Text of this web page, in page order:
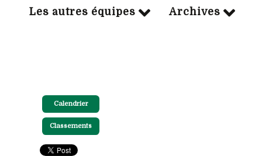
Les autres équipes Archives
Calendrier
Classements